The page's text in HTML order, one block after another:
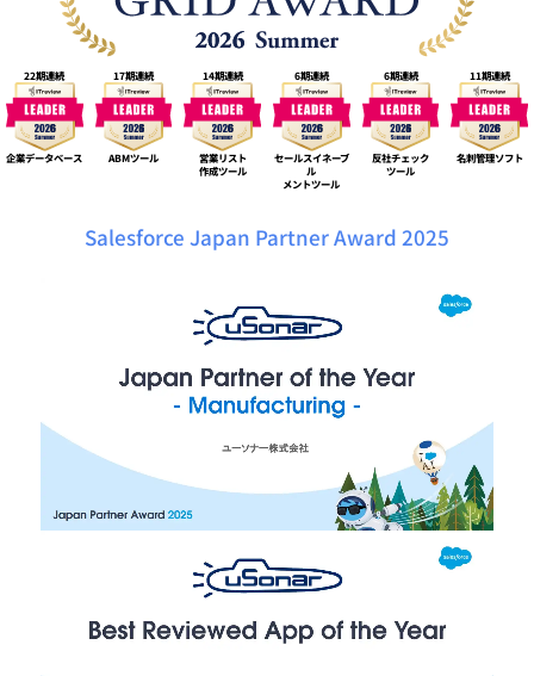
22期連続
企業データベース
17期連続
ABMツール
14期連続
営業リスト
作成ツール
6期連続
セールスイネーブ
ル
メントツール
6期連続
反社チェック
ツール
11期連続
名刺管理ソフト
Salesforce Japan Partner Award 2025